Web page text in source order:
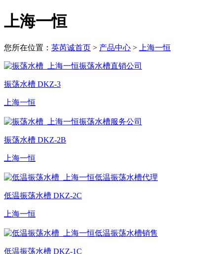
上海一恒
您所在位置： 英芮诚首页 > 产品中心 > 上海一恒
振荡水槽 DKZ-3
上海一恒
振荡水槽 DKZ-2B
上海一恒
低温振荡水槽 DKZ-2C
上海一恒
低温振荡水槽 DKZ-1C